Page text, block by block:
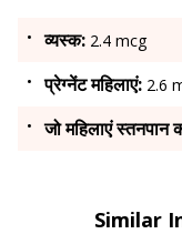
व्यस्क: 2.4 mcg
प्रेग्नेंट महिलाएं: 2.6
जो महिलाएं स्तनपान
Similar